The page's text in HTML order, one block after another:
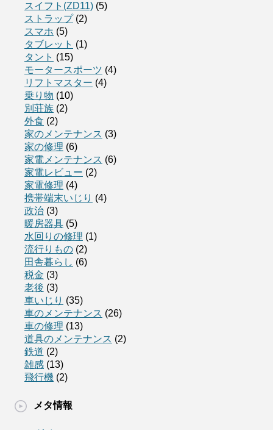
スイフト(ZD11) (5)
ストラップ(2)
スマホ (5)
タブレット (1)
タント (15)
モータースポーツ (4)
リフトマスター (4)
乗り物 (10)
別荘族 (2)
外食 (2)
家のメンテナンス (3)
家の修理 (6)
家電メンテナンス (6)
家電レビュー (2)
家電修理 (4)
携帯端末いじり (4)
政治 (3)
暖房器具 (5)
水回りの修理 (1)
流行りもの (2)
田舎暮らし (6)
税金 (3)
老後 (3)
車いじり (35)
車のメンテナンス (26)
車の修理 (13)
道具のメンテナンス (2)
鉄道 (2)
雑感 (13)
飛行機 (2)
メタ情報